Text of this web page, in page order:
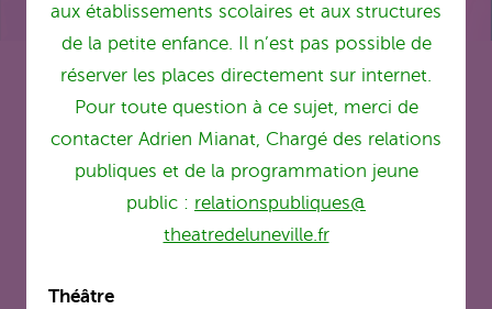
aux établissements scolaires et aux structures
de la petite enfance. Il n’est pas possible de
réserver les places directement sur internet.
Pour toute question à ce sujet, merci de
contacter Adrien Mianat, Chargé des relations
publiques et de la programmation jeune
public : relationspubliques@
theatredeluneville.fr
Théâtre